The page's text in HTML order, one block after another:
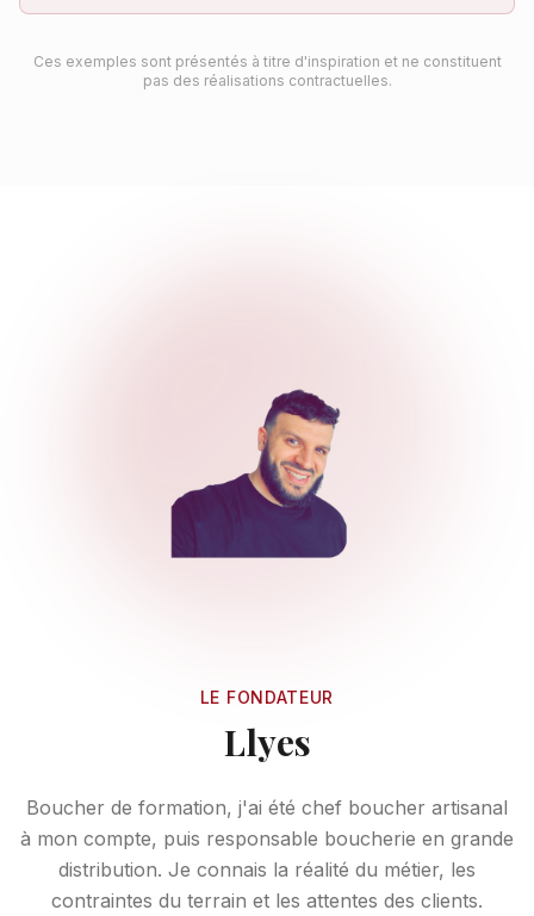
Ces exemples sont présentés à titre d'inspiration et ne constituent
pas des réalisations contractuelles.
LE FONDATEUR
Llyes
Boucher de formation, j'ai été chef boucher artisanal
à mon compte, puis responsable boucherie en grande
distribution. Je connais la réalité du métier, les
contraintes du terrain et les attentes des clients.